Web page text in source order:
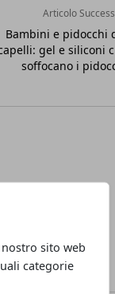
sito web
categorie
Articolo
Bambini e pidocchi
gel e siliconi
soffocano i